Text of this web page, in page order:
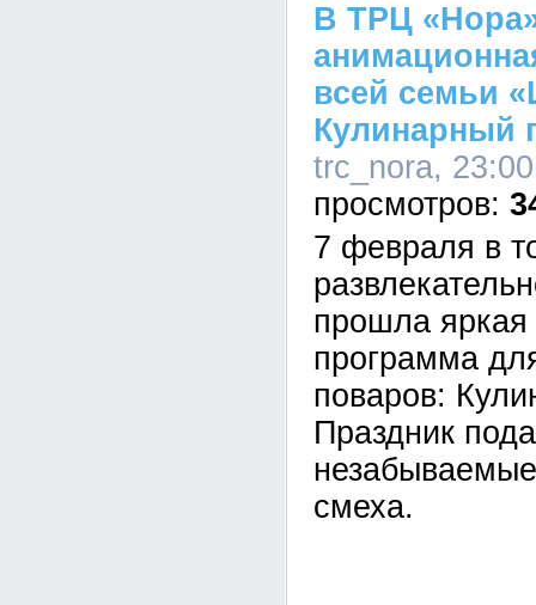
В ТРЦ
всей семьи
Кулинарный
trc_nora,
7 февраля в
прошла
программа
поваров:
Праздник
смеха.